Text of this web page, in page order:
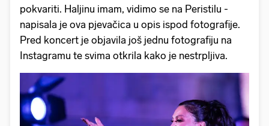
pokvariti. Haljinu imam, vidimo se na Peristilu -
napisala je ova pjevačica u opis ispod fotografije.
Pred koncert je objavila još jednu fotografiju na
Instagramu te svima otkrila kako je nestrpljiva.